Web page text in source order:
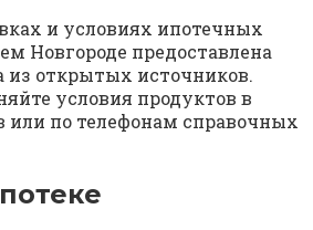
и условиях ипотечных
Новгороде предоставлена
из открытых источников.
условия продуктов в
или по телефонам справочных